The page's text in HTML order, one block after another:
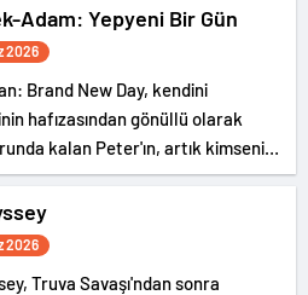
Adam: Yepyeni Bir Gün
2026
Brand New Day, kendini
hafızasından gönüllü olarak
kalan Peter'ın, artık kimsenin
bilmediği New York
tek başına suçla savaşırken,
fiziksel değişimle
anlatıyor.
2026
Truva Savaşı'ndan sonra